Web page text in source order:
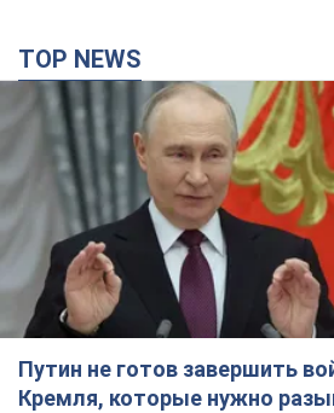
TOP NEWS
Путин не готов завершить
Кремля, которые нужно